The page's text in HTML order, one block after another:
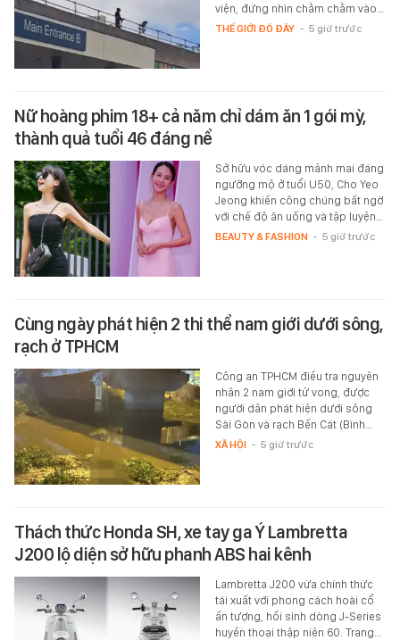
viện, đứng nhìn chằm chằm vào…
THẾ GIỚI ĐÓ ĐÂY - 5 giờ trước
Nữ hoàng phim 18+ cả năm chỉ dám ăn 1 gói mỳ,
thành quả tuổi 46 đáng nể
Sở hữu vóc dáng mảnh mai đáng
ngưỡng mộ ở tuổi U50, Cho Yeo
Jeong khiến công chúng bất ngờ
với chế độ ăn uống và tập luyện…
BEAUTY & FASHION - 5 giờ trước
Cùng ngày phát hiện 2 thi thể nam giới dưới sông,
rạch ở TPHCM
Công an TPHCM điều tra nguyên
nhân 2 nam giới tử vong, được
người dân phát hiện dưới sông
Sài Gòn và rạch Bến Cát (Bình…
XÃ HỘI - 5 giờ trước
Thách thức Honda SH, xe tay ga Ý Lambretta
J200 lộ diện sở hữu phanh ABS hai kênh
Lambretta J200 vừa chính thức
tái xuất với phong cách hoài cổ
ấn tượng, hồi sinh dòng J-Series
huyền thoại thập niên 60. Trang…